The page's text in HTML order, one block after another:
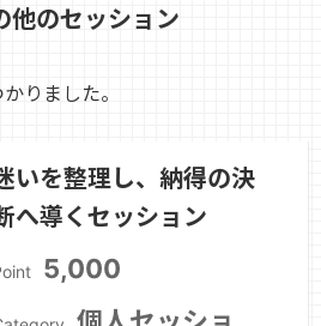
他のセッション
りました。
いを整理し、納得の決
へ導くセッション
5,000